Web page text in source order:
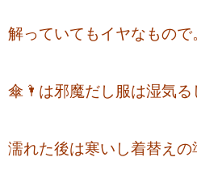
解っていてもイヤなもので
傘🌂は邪魔だし服は湿気る
濡れた後は寒いし着替え